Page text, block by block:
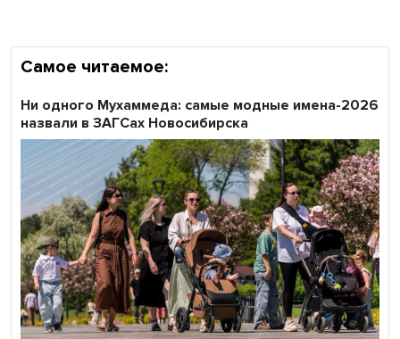
Самое читаемое:
Ни одного Мухаммеда: самые модные имена-2026
назвали в ЗАГСах Новосибирска